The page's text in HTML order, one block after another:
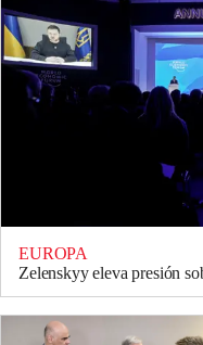
EUROPA
Zelenskyy eleva presión